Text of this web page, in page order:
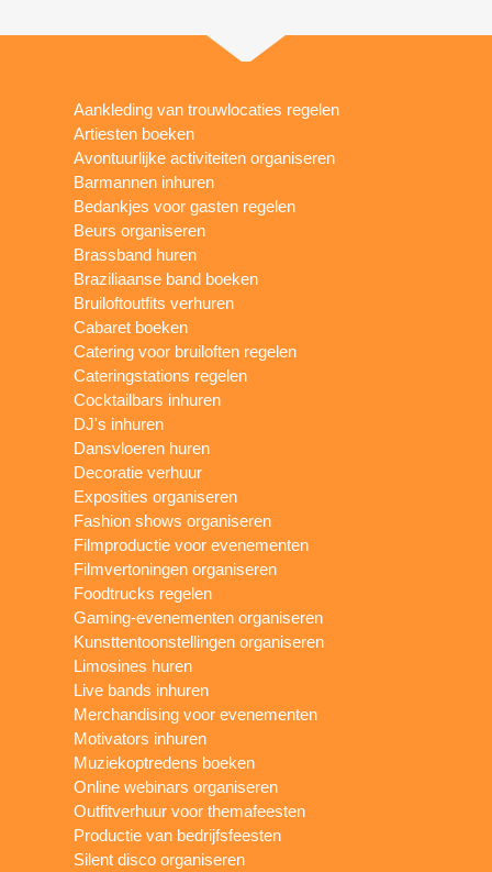
Aankleding van trouwlocaties regelen
Artiesten boeken
Avontuurlijke activiteiten organiseren
Barmannen inhuren
Bedankjes voor gasten regelen
Beurs organiseren
Brassband huren
Braziliaanse band boeken
Bruiloftoutfits verhuren
Cabaret boeken
Catering voor bruiloften regelen
Cateringstations regelen
Cocktailbars inhuren
DJ's inhuren
Dansvloeren huren
Decoratie verhuur
Exposities organiseren
Fashion shows organiseren
Filmproductie voor evenementen
Filmvertoningen organiseren
Foodtrucks regelen
Gaming-evenementen organiseren
Kunsttentoonstellingen organiseren
Limosines huren
Live bands inhuren
Merchandising voor evenementen
Motivators inhuren
Muziekoptredens boeken
Online webinars organiseren
Outfitverhuur voor themafeesten
Productie van bedrijfsfeesten
Silent disco organiseren